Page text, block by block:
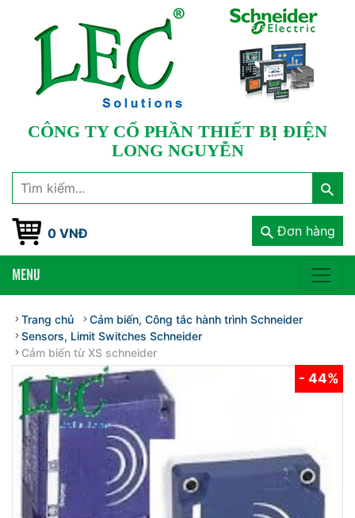
CÔNG TY CỔ PHẦN THIẾT BỊ ĐIỆN
LONG NGUYỄN
0 VNĐ Đơn hàng
MENU
Trang chủ
Cảm biến, Công tắc hành trình Schneider
Sensors, Limit Switches Schneider
Cảm biến từ XS schneider
- 44%